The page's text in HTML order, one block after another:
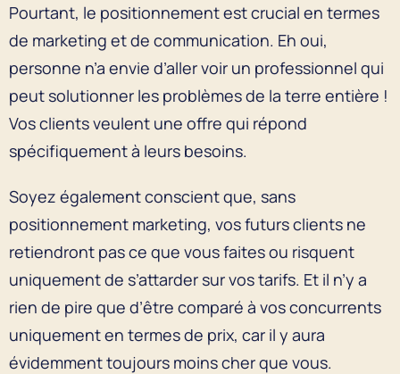
Pourtant, le positionnement est crucial en termes
de marketing et de communication. Eh oui,
personne n’a envie d’aller voir un professionnel qui
peut solutionner les problèmes de la terre entière !
Vos clients veulent une offre qui répond
spécifiquement à leurs besoins.
Soyez également conscient que, sans
positionnement marketing, vos futurs clients ne
retiendront pas ce que vous faites ou risquent
uniquement de s’attarder sur vos tarifs. Et il n’y a
rien de pire que d’être comparé à vos concurrents
uniquement en termes de prix, car il y aura
évidemment toujours moins cher que vous.